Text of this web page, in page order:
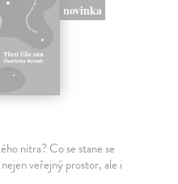
novinka
nitra? Co se stane se
veřejný prostor, ale i